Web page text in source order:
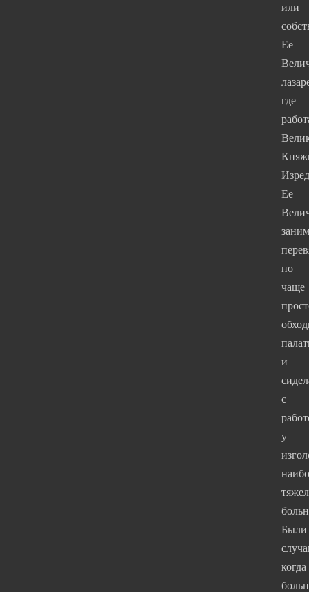
или
Ее
где
Ее
но
чаще
и
с
у
Были
когда